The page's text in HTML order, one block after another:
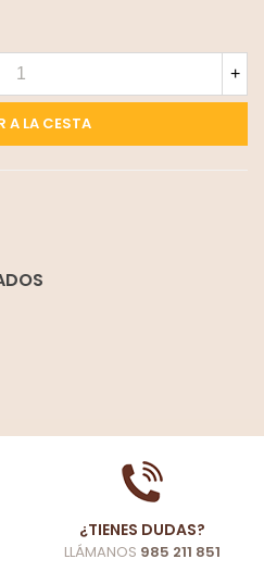
+
A LA CESTA
¿TIENES DUDAS?
LLÁMANOS 985 211 851